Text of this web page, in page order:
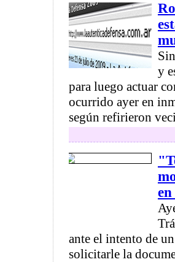
y
para luego actuar
ocurrido ayer en
según refirieron
ante el intento de
solicitarle la